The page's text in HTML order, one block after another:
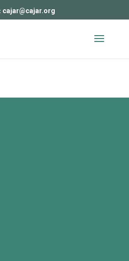
cajar@cajar.org